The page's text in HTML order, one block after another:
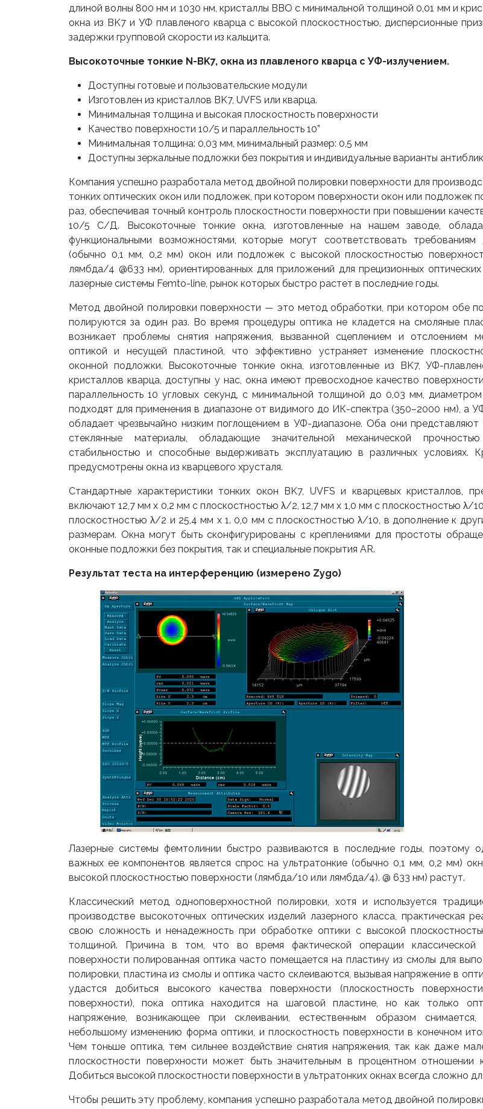
длиной волны 800 нм и 1030 нм, кристаллы BBO с минимальной толщиной 0,01 мм и
окна из BK7 и УФ плавленого кварца с высокой плоскостностью, дисперсионные
задержки групповой скорости из кальцита.
Высокоточные тонкие N-BK7, окна из плавленого кварца с УФ-излучением.
Доступны готовые и пользовательские модули
Изготовлен из кристаллов BK7, UVFS или кварца.
Минимальная толщина и высокая плоскостность поверхности
Качество поверхности 10/5 и параллельность 10”
Минимальная толщина: 0,03 мм, минимальный размер: 0,5 мм
Доступны зеркальные подложки без покрытия и индивидуальные варианты
Компания успешно разработала метод двойной полировки поверхности для
тонких оптических окон или подложек, при котором поверхности окон или подложек
раз, обеспечивая точный контроль плоскостности поверхности при повышении
10/5 С/Д. Высокоточные тонкие окна, изготовленные на нашем заводе,
функциональными возможностями, которые могут соответствовать требованиям
(обычно 0,1 мм, 0,2 мм) окон или подложек с высокой плоскостностью
лямбда/4 @633 нм), ориентированных для приложений для прецизионных
лазерные системы Femto-line, рынок которых быстро растет в последние годы.
Метод двойной полировки поверхности — это метод обработки, при котором обе
полируются за один раз. Во время процедуры оптика не кладется на смоляные
возникает проблемы снятия напряжения, вызванной сцеплением и отслоением
оптикой и несущей пластиной, что эффективно устраняет изменение
оконной подложки. Высокоточные тонкие окна, изготовленные из BK7, УФ-
кристаллов кварца, доступны у нас, окна имеют превосходное качество
параллельность 10 угловых секунд, с минимальной толщиной до 0,03 мм,
подходят для применения в диапазоне от видимого до ИК-спектра (350–2000 нм), а
обладает чрезвычайно низким поглощением в УФ-диапазоне. Оба они представляют
стеклянные материалы, обладающие значительной механической
стабильностью и способные выдерживать эксплуатацию в различных условиях.
предусмотрены окна из кварцевого хрусталя.
Стандартные характеристики тонких окон BK7, UVFS и кварцевых кристаллов,
включают 12,7 мм x 0,2 мм с плоскостностью λ/2, 12,7 мм x 1,0 мм с плоскостностью λ/
плоскостностью λ/2 и 25,4 мм x 1. 0,0 мм с плоскостностью λ/10, в дополнение к
размерам. Окна могут быть сконфигурированы с креплениями для простоты
оконные подложки без покрытия, так и специальные покрытия AR.
Результат теста на интерференцию (измерено Zygo)
Лазерные системы фемтолинии быстро развиваются в последние годы, поэтому
важных ее компонентов является спрос на ультратонкие (обычно 0,1 мм, 0,2 мм)
высокой плоскостностью поверхности (лямбда/10 или лямбда/4). @ 633 нм) растут.
Классический метод одноповерхностной полировки, хотя и используется
производстве высокоточных оптических изделий лазерного класса, практическая
свою сложность и ненадежность при обработке оптики с высокой
толщиной. Причина в том, что во время фактической операции классической
поверхности полированная оптика часто помещается на пластину из смолы для
полировки, пластина из смолы и оптика часто склеиваются, вызывая напряжение в
удастся добиться высокого качества поверхности (плоскостность
поверхности), пока оптика находится на шаговой пластине, но как только
напряжение, возникающее при склеивании, естественным образом
небольшому изменению форма оптики, и плоскостность поверхности в конечном
Чем тоньше оптика, тем сильнее воздействие снятия напряжения, так как даже
плоскостности поверхности может быть значительным в процентном
Добиться высокой плоскостности поверхности в ультратонких окнах всегда сложно
Чтобы решить эту проблему, компания успешно разработала метод двойной